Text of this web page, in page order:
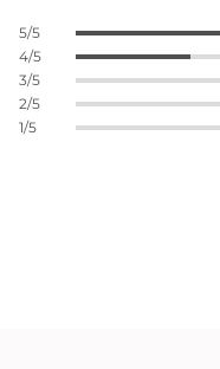
5/5
4/5
3/5
2/5
1/5